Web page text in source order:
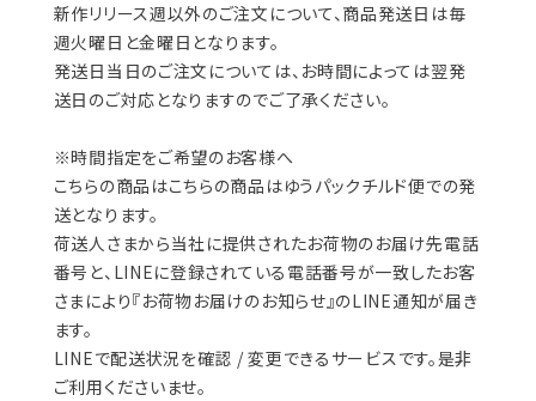
新作リリース週以外のご注文について、商品発送日は毎
週火曜日と金曜日となります。
発送日当日のご注文については、お時間によっては翌発
送日のご対応となりますのでご了承ください。
※時間指定をご希望のお客様へ
こちらの商品はこちらの商品はゆうパックチルド便での発
送となります。
荷送人さまから当社に提供されたお荷物のお届け先電話
番号と、LINEに登録されている電話番号が一致したお客
さまにより『お荷物お届けのお知らせ』のLINE通知が届き
ます。
LINEで配送状況を確認 / 変更できるサービスです。是非
ご利用くださいませ。